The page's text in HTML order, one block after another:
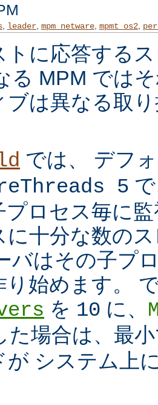
, leader, mpm_netware, mpmt_os2,
トに応答する
る MPM では
ブは異なる取
では、 デフ
5
プロセス毎に
に十分な数の
バはその子プ
り始めます。
を 10 に、
た場合は、最
が システム上